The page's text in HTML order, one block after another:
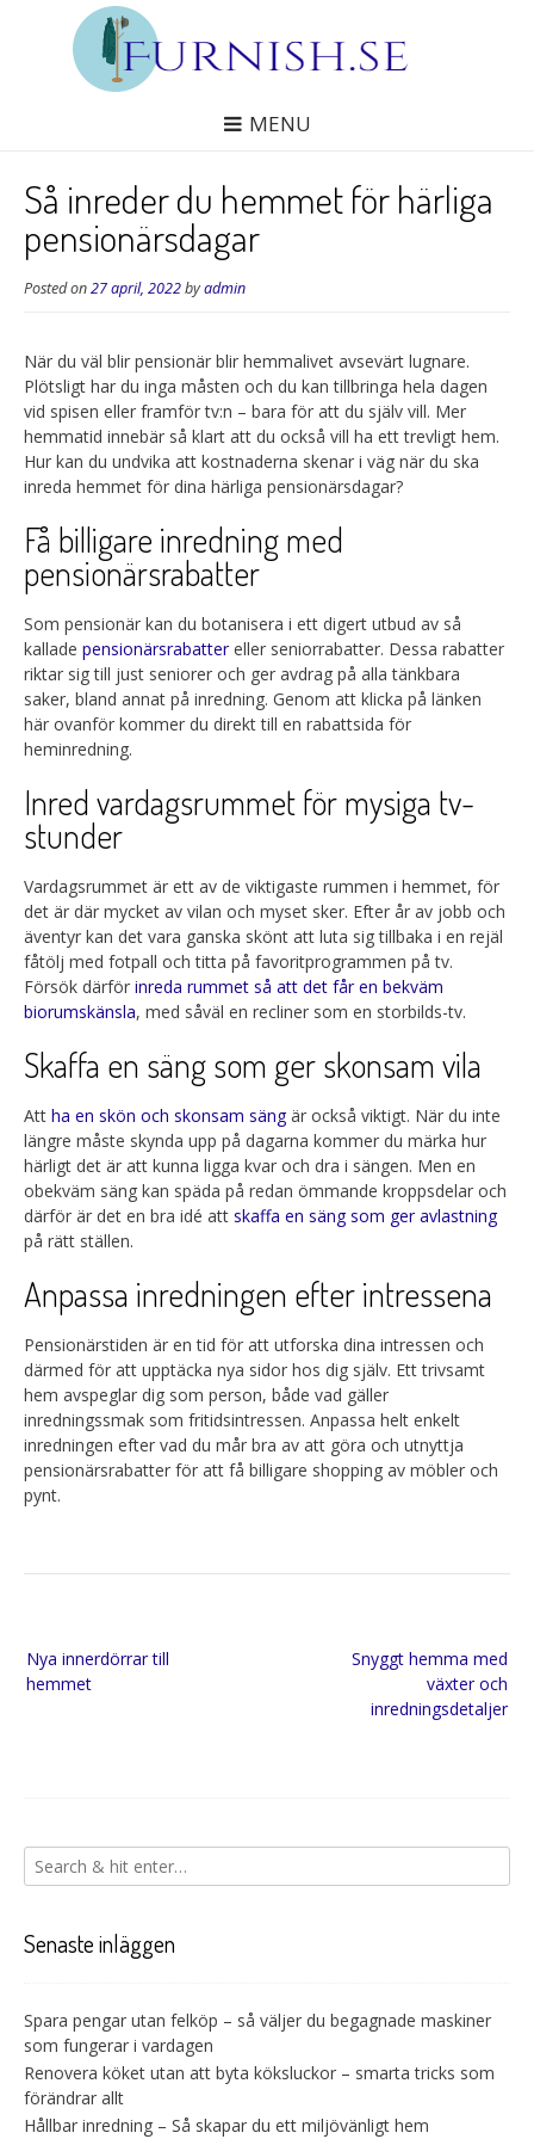
MENU
Så inreder du hemmet för härliga
pensionärsdagar
Posted on27 april, 2022byadmin
När du väl blir pensionär blir hemmalivet avsevärt lugnare.
Plötsligt har du inga måsten och du kan tillbringa hela dagen
vid spisen eller framför tv:n – bara för att du själv vill. Mer
hemmatid innebär så klart att du också vill ha ett trevligt hem.
Hur kan du undvika att kostnaderna skenar i väg när du ska
inreda hemmet för dina härliga pensionärsdagar?
Få billigare inredning med
pensionärsrabatter
Som pensionär kan du botanisera i ett digert utbud av så
kallade pensionärsrabattereller seniorrabatter. Dessa rabatter
riktar sig till just seniorer och ger avdrag på alla tänkbara
saker, bland annat på inredning. Genom att klicka på länken
här ovanför kommer du direkt till en rabattsida för
heminredning.
Inred vardagsrummet för mysiga tv-
stunder
Vardagsrummet är ett av de viktigaste rummen i hemmet, för
det är där mycket av vilan och myset sker. Efter år av jobb och
äventyr kan det vara ganska skönt att luta sig tillbaka i en rejäl
fåtölj med fotpall och titta på favoritprogrammen på tv.
Försök därför inreda rummet så att det får en bekväm
biorumskänsla, med såväl en recliner som en storbilds-tv.
Skaffa en säng som ger skonsam vila
Att ha en skön och skonsam sängär också viktigt. När du inte
längre måste skynda upp på dagarna kommer du märka hur
härligt det är att kunna ligga kvar och dra i sängen. Men en
obekväm säng kan späda på redan ömmande kroppsdelar och
därför är det en bra idé att skaffa en säng som ger avlastning
på rätt ställen.
Anpassa inredningen efter intressena
Pensionärstiden är en tid för att utforska dina intressen och
därmed för att upptäcka nya sidor hos dig själv. Ett trivsamt
hem avspeglar dig som person, både vad gäller
inredningssmak som fritidsintressen. Anpassa helt enkelt
inredningen efter vad du mår bra av att göra och utnyttja
pensionärsrabatter för att få billigare shopping av möbler och
pynt.
Snyggt hemma med
växter och
inredningsdetaljer
Nya innerdörrar till
hemmet
Senaste inläggen
Spara pengar utan felköp – så väljer du begagnade maskiner
som fungerar i vardagen
Renovera köket utan att byta köksluckor – smarta tricks som
förändrar allt
Hållbar inredning – Så skapar du ett miljövänligt hem